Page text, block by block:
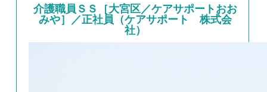
介護職員ＳＳ［大宮区／ケアサポートおお
みや］／正社員（ケアサポート 株式会
社）